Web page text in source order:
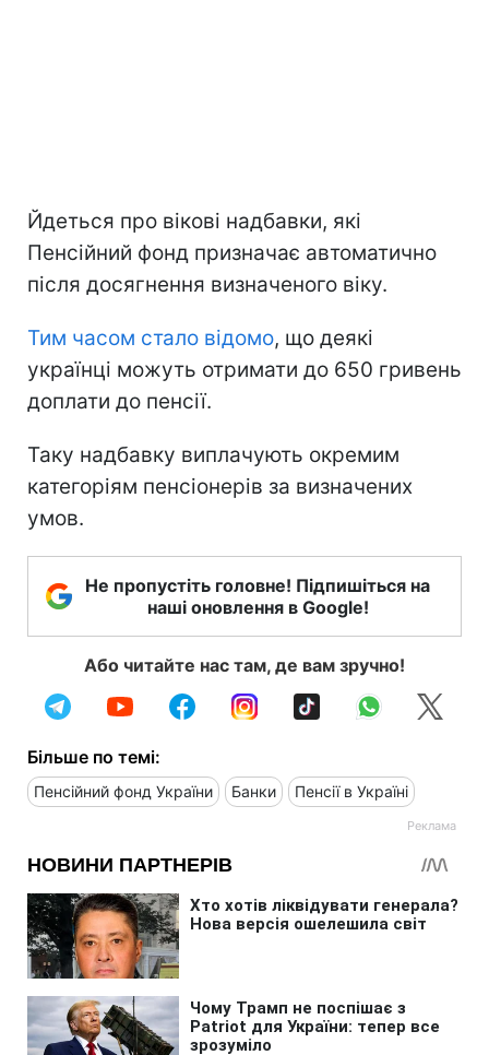
Йдеться про вікові надбавки, які
Пенсійний фонд призначає автоматично
після досягнення визначеного віку.
Тим часом стало відомо, що деякі
українці можуть отримати до 650 гривень
доплати до пенсії.
Таку надбавку виплачують окремим
категоріям пенсіонерів за визначених
умов.
Не пропустіть головне! Підпишіться на
наші оновлення в Google!
Або читайте нас там, де вам зручно!
Більше по темі:
Пенсійний фонд України Банки Пенсії в Україні